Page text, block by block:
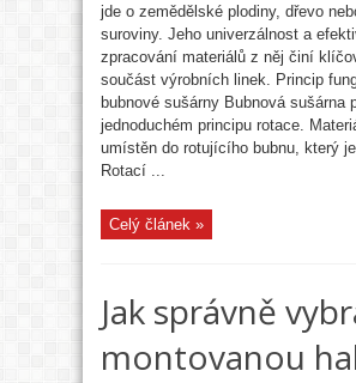
jde o zemědělské plodiny, dřevo
suroviny. Jeho univerzálnost a
zpracování materiálů z něj činí
součást výrobních linek. Princip
bubnové sušárny Bubnová sušárna
jednoduchém principu rotace.
umístěn do rotujícího bubnu, který
Rotací ...
Celý článek »
Jak správně
montovanou